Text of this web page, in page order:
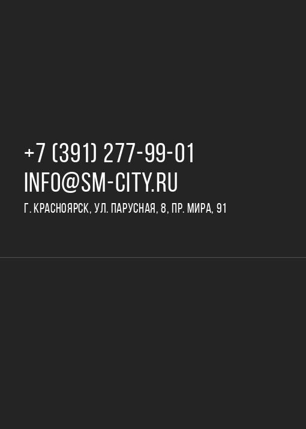
+7 (391) 277‒99‒01
INFO@SM-CITY.RU
Г. КРАСНОЯРСК, УЛ. ПАРУСНАЯ, 8, ПР. МИРА, 91